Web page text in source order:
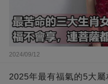
2024/09/12
2025年最有福氣的5大